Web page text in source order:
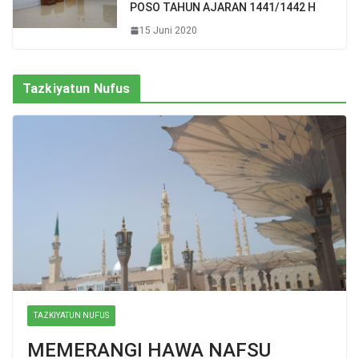
POSO TAHUN AJARAN 1441/1442 H
15 Juni 2020
Tazkiyatun Nufus
TAZKIYATUN NUFUS
MEMERANGI HAWA NAFSU